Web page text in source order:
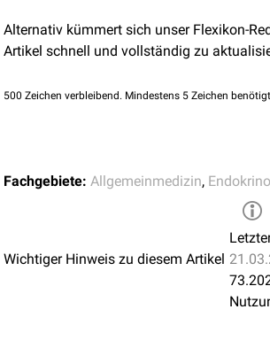
Alternativ kümmert sich unser Flexikon-
Artikel schnell und vollständig zu
500 Zeichen verbleibend. Mindestens 5 Zeichen
Fachgebiete: Allgemeinmedizin,
Wichtiger Hinweis zu diesem Artikel